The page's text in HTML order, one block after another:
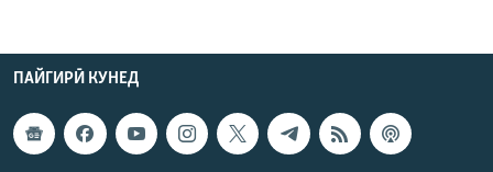
ПАЙГИРӢ КУНЕД